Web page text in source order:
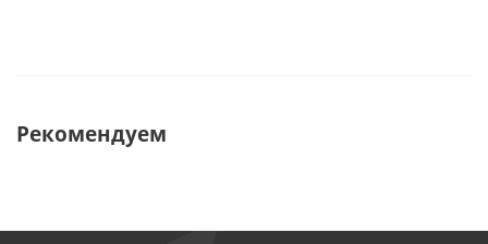
Рекомендуем